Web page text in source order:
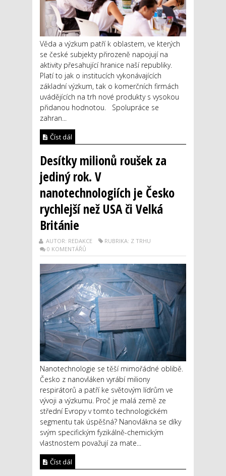
Věda a výzkum patří k oblastem, ve kterých
se české subjekty přirozeně napojují na
aktivity přesahující hranice naší republiky.
Platí to jak o institucích vykonávajících
základní výzkum, tak o komerčních firmách
uvádějících na trh nové produkty s vysokou
přidanou hodnotou. Spolupráce se
zahran...
Číst dál
Desítky milionů roušek za
jediný rok. V
nanotechnologiích je Česko
rychlejší než USA či Velká
Británie
AUTOR: REDAKCE
RUBRIKA: Z TRHU
0 KOMENTÁŘŮ
Nanotechnologie se těší mimořádné oblibě.
Česko z nanovláken vyrábí miliony
respirátorů a patří ke světovým lídrům ve
vývoji a výzkumu. Proč je malá země ze
střední Evropy v tomto technologickém
segmentu tak úspěšná? Nanovlákna se díky
svým specifickým fyzikálně-chemickým
vlastnostem považují za mate...
Číst dál